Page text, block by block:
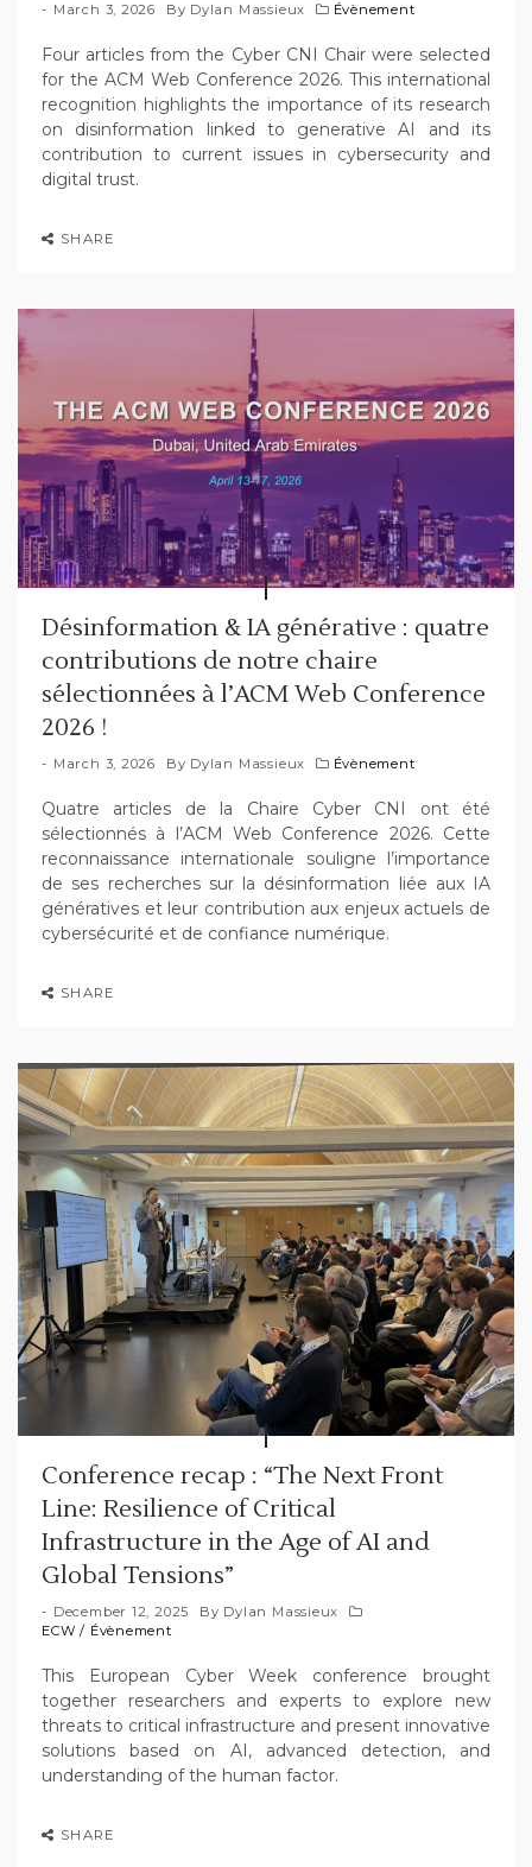
March 3, 2026 By Dylan Massieux Évènement
Four articles from the Cyber CNI Chair were selected
for the ACM Web Conference 2026. This international
recognition highlights the importance of its research
on disinformation linked to generative AI and its
contribution to current issues in cybersecurity and
digital trust.
SHARE
Désinformation & IA générative : quatre
contributions de notre chaire
sélectionnées à l’ACM Web Conference
2026 !
March 3, 2026 By Dylan Massieux Évènement
Quatre articles de la Chaire Cyber CNI ont été
sélectionnés à l’ACM Web Conference 2026. Cette
reconnaissance internationale souligne l’importance
de ses recherches sur la désinformation liée aux IA
génératives et leur contribution aux enjeux actuels de
cybersécurité et de confiance numérique.
SHARE
Conference recap : “The Next Front
Line: Resilience of Critical
Infrastructure in the Age of AI and
Global Tensions”
December 12, 2025 By Dylan Massieux
ECW / Évènement
This European Cyber Week conference brought
together researchers and experts to explore new
threats to critical infrastructure and present innovative
solutions based on AI, advanced detection, and
understanding of the human factor.
SHARE